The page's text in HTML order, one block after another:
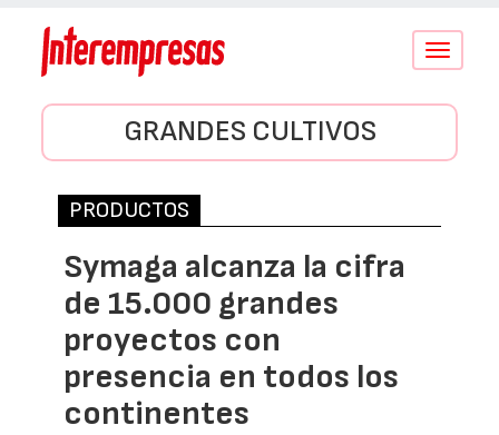
Conmutar
GRANDES CULTIVOS
PRODUCTOS
Symaga alcanza la cifra
de 15.000 grandes
proyectos con
presencia en todos los
continentes